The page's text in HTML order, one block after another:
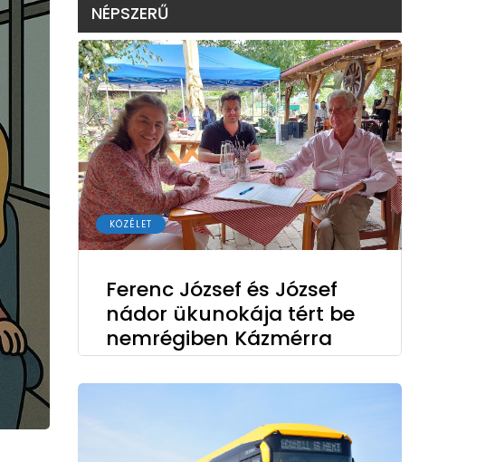
NÉPSZERŰ
KÖZÉLET
Ferenc József és József
nádor ükunokája tért be
nemrégiben Kázmérra